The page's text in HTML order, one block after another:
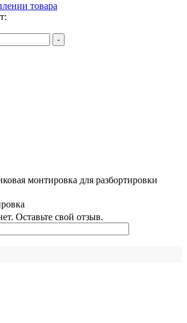
товара
-
монтировка для разбортировки
Оставьте свой отзыв.